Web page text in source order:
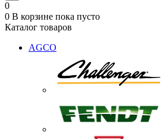
0
0 В корзине пока пусто
Каталог товаров
AGCO